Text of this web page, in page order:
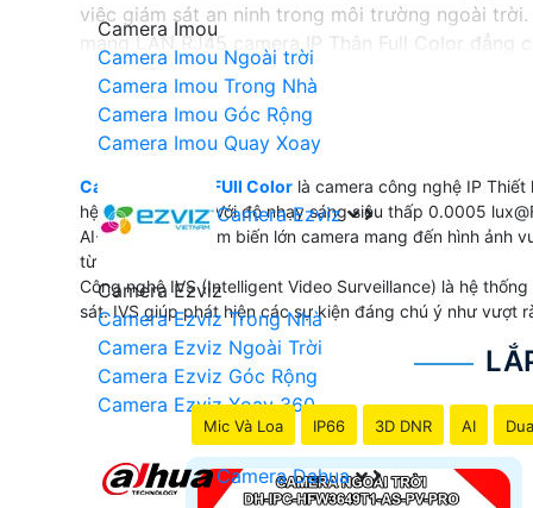
Camera Imou
Camera Imou Ngoài trời
Camera Imou Trong Nhà
Camera Imou Góc Rộng
Camera Imou Quay Xoay
Camera Ezviz
Camera Ezviz
Camera Ezviz Trong Nhà
Camera Ezviz Ngoài Trời
Camera Ezviz Góc Rộng
Camera Ezviz Xoay 360
Camera Dahua
việc giám sát an ninh trong môi trường ngoài
mạng LAN RJ45 camera IP Thân Full Color
nhớ lên đến 256GB giúp bạn lưu trữ hình ảnh
Camera IP Thân FUll Color là camera công nghệ IP
hệ thống an ninh Với độ nhạy sáng siêu thấp 0.0005
AI-ISP kết hợp cảm biến lớn camera mang đến hình ảnh
từng chi tiết.
Công nghệ IVS (Intelligent Video Surveillance) là hệ
sát. IVS giúp phát hiện các sự kiện đáng chú ý như vượt
Mic Và Loa IP66 3D DNR AI